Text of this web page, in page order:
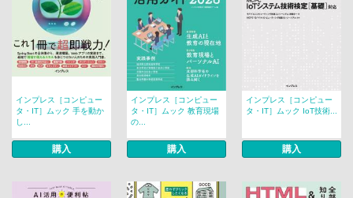
インプレス［コンピュー
タ・IT］ムック 手を動か
し...
購入
インプレス［コンピュー
タ・IT］ムック 教育現場
の...
購入
インプレス［コンピュー
タ・IT］ムック IoT技術...
購入